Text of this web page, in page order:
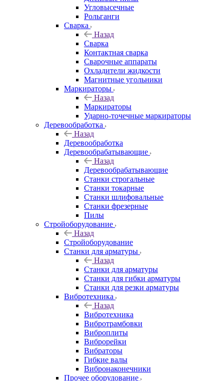
Угловысечные
Рольганги
Сварка
Назад
Сварка
Контактная сварка
Сварочные аппараты
Охладители жидкости
Магнитные угольники
Маркираторы
Назад
Маркираторы
Ударно-точечные маркираторы
Деревообработка
Назад
Деревообработка
Деревообрабатывающие
Назад
Деревообрабатывающие
Станки строгальные
Станки токарные
Станки шлифовальные
Станки фрезерные
Пилы
Стройоборудование
Назад
Стройоборудование
Станки для арматуры
Назад
Станки для арматуры
Станки для гибки арматуры
Станки для резки арматуры
Вибротехника
Назад
Вибротехника
Вибротрамбовки
Виброплиты
Виброрейки
Вибраторы
Гибкие валы
Вибронаконечники
Прочее оборудование